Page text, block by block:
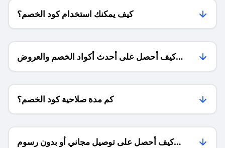
كيف يمكنك استخدام كود الخصم؟
كيف أحصل على أحدث أكواد الخصم والعروض
للمتاجر؟
كم مدة صلاحية كود الخصم؟
كيف أحصل على توصيل مجاني أو بدون رسوم